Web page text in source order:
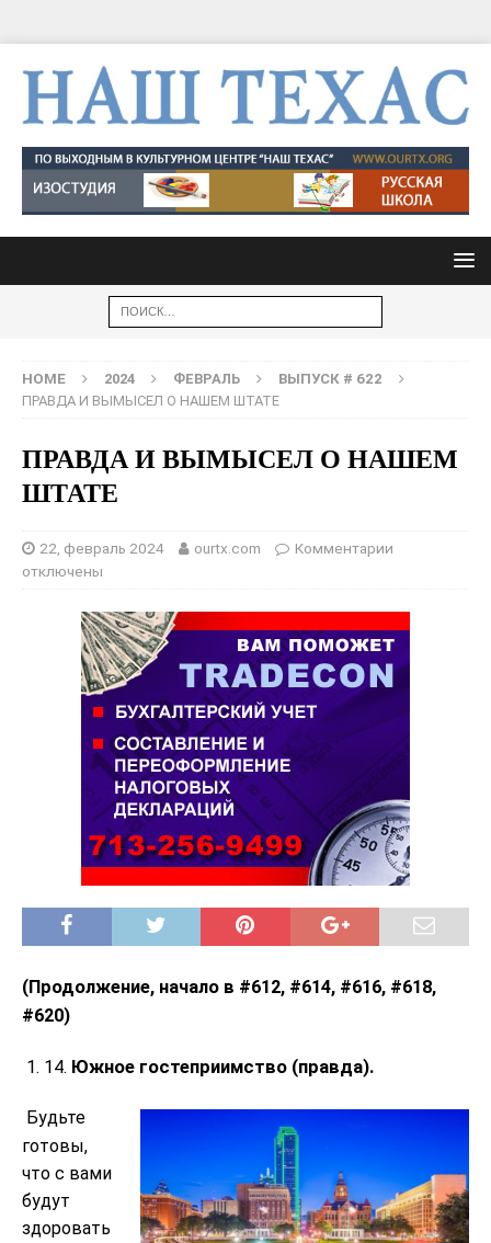
HOME 2024 ФЕВРАЛЬ
ВЫПУСК # 622
ПРАВДА И ВЫМЫСЕЛ О НАШЕМ ШТАТЕ
ПРАВДА И ВЫМЫСЕЛ О НАШЕМ
ШТАТЕ
22, февраль 2024 ourtx.com
Комментарии
отключены
(Продолжение, начало в #612, #614, #616, #618,
#620)
14. Южное гостеприимство (правда).
Будьте
готовы,
что с вами
будут
здоровать